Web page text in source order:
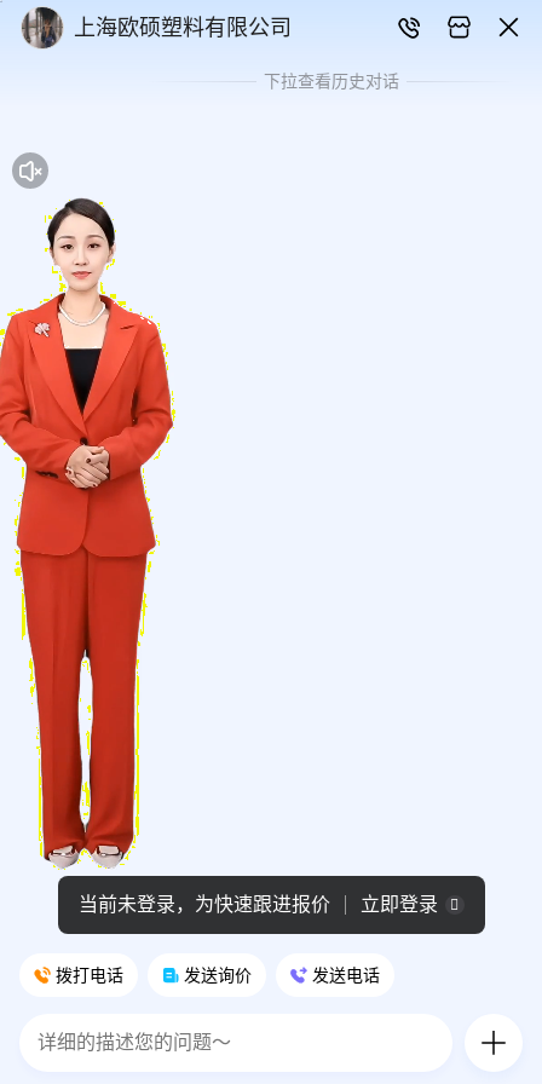
上海欧硕塑料有限公司
下拉查看历史对话
拨打电话 发送询价 发送电话
当前未登录，为快速跟进报价 立即登录